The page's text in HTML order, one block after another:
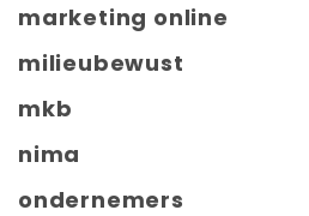
marketing online
milieubewust
mkb
nima
ondernemers